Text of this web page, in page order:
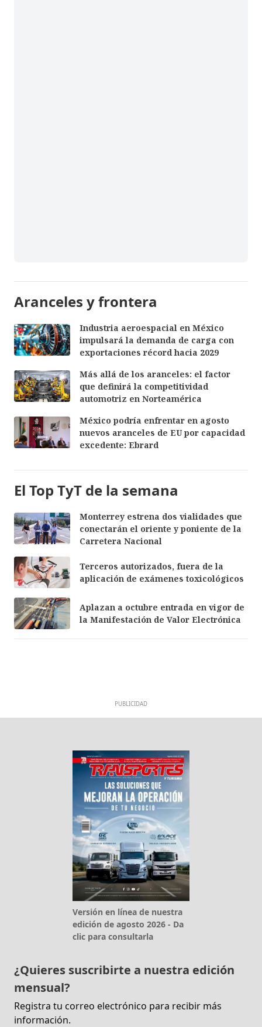
Aranceles y frontera
Industria aeroespacial en México
impulsará la demanda de carga con
exportaciones récord hacia 2029
Más allá de los aranceles: el factor
que definirá la competitividad
automotriz en Norteamérica
México podría enfrentar en agosto
nuevos aranceles de EU por capacidad
excedente: Ebrard
El Top TyT de la semana
Monterrey estrena dos vialidades que
conectarán el oriente y poniente de la
Carretera Nacional
Terceros autorizados, fuera de la
aplicación de exámenes toxicológicos
Aplazan a octubre entrada en vigor de
la Manifestación de Valor Electrónica
PUBLICIDAD
Versión en línea de nuestra
edición de agosto 2026 - Da
clic para consultarla
¿Quieres suscribirte a nuestra edición
mensual?
Registra tu correo electrónico para recibir más
información.